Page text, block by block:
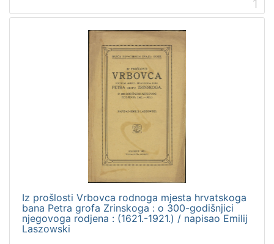
1
Iz prošlosti Vrbovca rodnoga mjesta hrvatskoga
bana Petra grofa Zrinskoga : o 300-godišnjici
njegovoga rodjena : (1621.-1921.) / napisao Emilij
Laszowski